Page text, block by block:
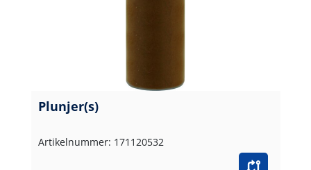
Plunjer(s)
Artikelnummer: 171120532